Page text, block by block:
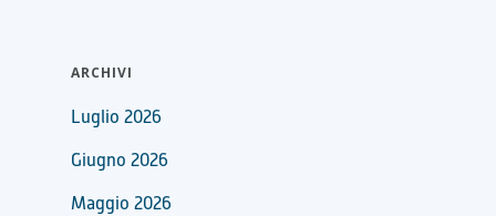
ARCHIVI
Luglio 2026
Giugno 2026
Maggio 2026